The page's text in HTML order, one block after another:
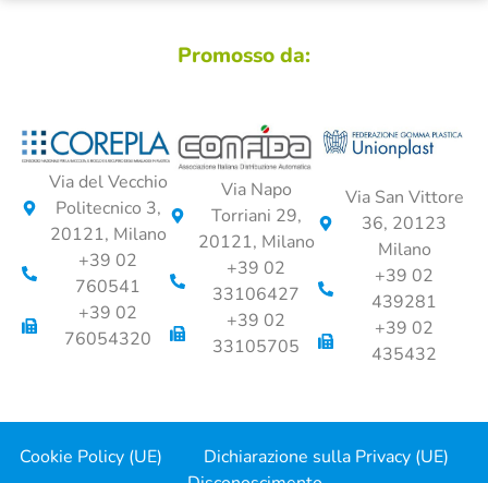
Promosso da:
Via del Vecchio
Politecnico 3,
20121, Milano
+39 02
760541
+39 02
76054320
Via Napo
Torriani 29,
20121, Milano
+39 02
33106427
+39 02
33105705
Via San Vittore
36, 20123
Milano
+39 02
439281
+39 02
435432
Cookie Policy (UE)
Dichiarazione sulla Privacy (UE)